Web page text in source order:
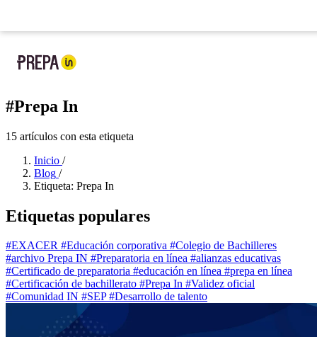
#Prepa In
15 artículos con esta etiqueta
Inicio /
Blog /
Etiqueta: Prepa In
Etiquetas populares
#EXACER #Educación corporativa #Colegio de Bachilleres
#archivo Prepa IN #Preparatoria en línea #alianzas educativas
#Certificado de preparatoria #educación en línea #prepa en línea
#Certificación de bachillerato #Prepa In #Validez oficial
#Comunidad IN #SEP#Desarrollo de talento